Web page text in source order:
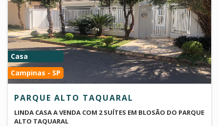
Casa
Campinas - SP
PARQUE ALTO TAQUARAL
LINDA CASA A VENDA COM 2 SUÍTES EM BLOSÃO DO PARQUE
ALTO TAQUARAL